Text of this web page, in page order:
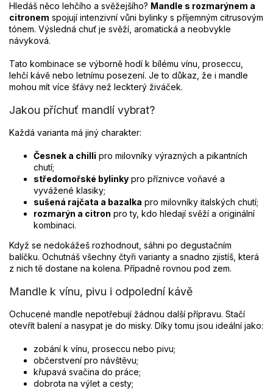
Hledáš něco lehčího a svěžejšího? Mandle s rozmarýnem a
citronem spojují intenzivní vůni bylinky s příjemným citrusovým
tónem. Výsledná chuť je svěží, aromatická a neobvykle
návyková.
Tato kombinace se výborně hodí k bílému vínu, proseccu,
lehčí kávě nebo letnímu posezení. Je to důkaz, že i mandle
mohou mít více šťávy než leckterý živáček.
Jakou příchuť mandlí vybrat?
Každá varianta má jiný charakter:
Česnek a chilli pro milovníky výrazných a pikantních
chutí;
středomořské bylinky pro příznivce voňavé a
vyvážené klasiky;
sušená rajčata a bazalka pro milovníky italských chutí;
rozmarýn a citron pro ty, kdo hledají svěží a originální
kombinaci.
Když se nedokážeš rozhodnout, sáhni po degustačním
balíčku. Ochutnáš všechny čtyři varianty a snadno zjistíš, která
z nich tě dostane na kolena. Případně rovnou pod zem.
Mandle k vínu, pivu i odpolední kávě
Ochucené mandle nepotřebují žádnou další přípravu. Stačí
otevřít balení a nasypat je do misky. Díky tomu jsou ideální jako:
zobání k vínu, proseccu nebo pivu;
občerstvení pro návštěvu;
křupavá svačina do práce;
dobrota na výlet a cesty;